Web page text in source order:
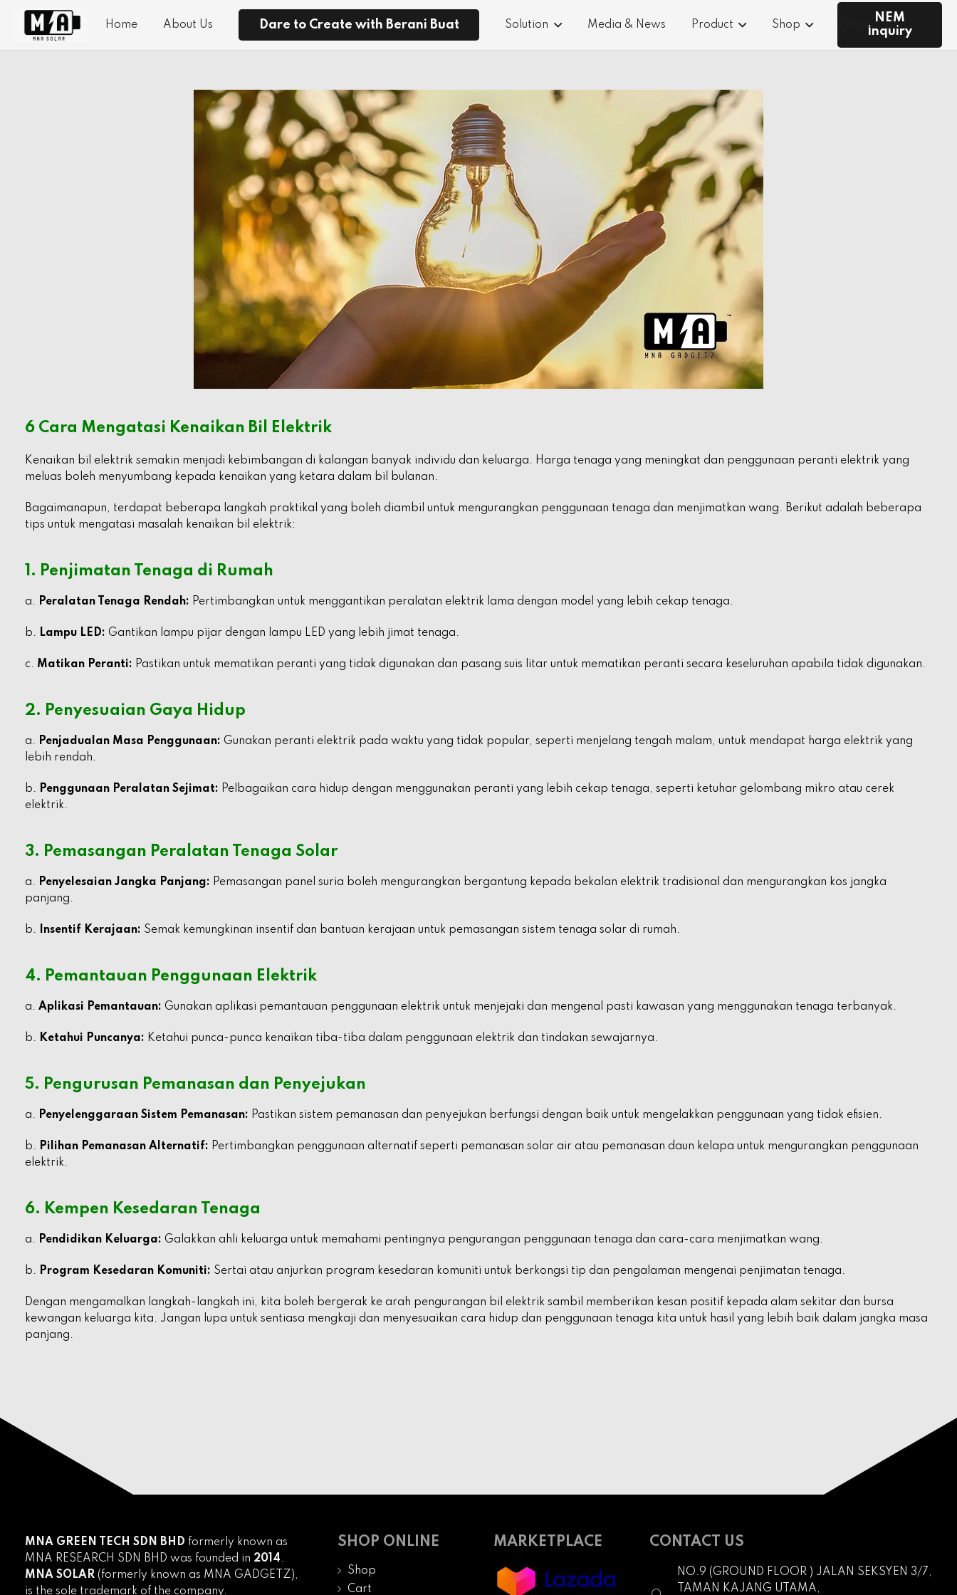
Home About Us Dare to Create with Berani Buat Solution Media & News Product Shop Contact Us
NEM
Inquiry
6 Cara Mengatasi Kenaikan Bil Elektrik
Kenaikan bil elektrik semakin menjadi kebimbangan di kalangan banyak individu dan keluarga. Harga tenaga yang meningkat dan penggunaan peranti elektrik yang
meluas boleh menyumbang kepada kenaikan yang ketara dalam bil bulanan.
Bagaimanapun, terdapat beberapa langkah praktikal yang boleh diambil untuk mengurangkan penggunaan tenaga dan menjimatkan wang. Berikut adalah beberapa
tips untuk mengatasi masalah kenaikan bil elektrik:
1. Penjimatan Tenaga di Rumah
a. Peralatan Tenaga Rendah: Pertimbangkan untuk menggantikan peralatan elektrik lama dengan model yang lebih cekap tenaga.
b. Lampu LED: Gantikan lampu pijar dengan lampu LED yang lebih jimat tenaga.
c. Matikan Peranti: Pastikan untuk mematikan peranti yang tidak digunakan dan pasang suis litar untuk mematikan peranti secara keseluruhan apabila tidak digunakan.
2. Penyesuaian Gaya Hidup
a. Penjadualan Masa Penggunaan: Gunakan peranti elektrik pada waktu yang tidak popular, seperti menjelang tengah malam, untuk mendapat harga elektrik yang
lebih rendah.
b. Penggunaan Peralatan Sejimat: Pelbagaikan cara hidup dengan menggunakan peranti yang lebih cekap tenaga, seperti ketuhar gelombang mikro atau cerek
elektrik.
3. Pemasangan Peralatan Tenaga Solar
a. Penyelesaian Jangka Panjang: Pemasangan panel suria boleh mengurangkan bergantung kepada bekalan elektrik tradisional dan mengurangkan kos jangka
panjang.
b. Insentif Kerajaan: Semak kemungkinan insentif dan bantuan kerajaan untuk pemasangan sistem tenaga solar di rumah.
4. Pemantauan Penggunaan Elektrik
a. Aplikasi Pemantauan: Gunakan aplikasi pemantauan penggunaan elektrik untuk menjejaki dan mengenal pasti kawasan yang menggunakan tenaga terbanyak.
b. Ketahui Puncanya: Ketahui punca-punca kenaikan tiba-tiba dalam penggunaan elektrik dan tindakan sewajarnya.
5. Pengurusan Pemanasan dan Penyejukan
a. Penyelenggaraan Sistem Pemanasan: Pastikan sistem pemanasan dan penyejukan berfungsi dengan baik untuk mengelakkan penggunaan yang tidak efisien.
b. Pilihan Pemanasan Alternatif: Pertimbangkan penggunaan alternatif seperti pemanasan solar air atau pemanasan daun kelapa untuk mengurangkan penggunaan
elektrik.
6. Kempen Kesedaran Tenaga
a. Pendidikan Keluarga: Galakkan ahli keluarga untuk memahami pentingnya pengurangan penggunaan tenaga dan cara-cara menjimatkan wang.
b. Program Kesedaran Komuniti: Sertai atau anjurkan program kesedaran komuniti untuk berkongsi tip dan pengalaman mengenai penjimatan tenaga.
Dengan mengamalkan langkah-langkah ini, kita boleh bergerak ke arah pengurangan bil elektrik sambil memberikan kesan positif kepada alam sekitar dan bursa
kewangan keluarga kita. Jangan lupa untuk sentiasa mengkaji dan menyesuaikan cara hidup dan penggunaan tenaga kita untuk hasil yang lebih baik dalam jangka masa
panjang.
MNA GREEN TECH SDN BHD formerly known as
MNA RESEARCH SDN BHD was founded in 2014.
MNA SOLAR (formerly known as MNA GADGETZ),
is the sole trademark of the company.
SHOP ONLINE
Shop
Cart
MARKETPLACE CONTACT US
NO.9 (GROUND FLOOR ) JALAN SEKSYEN 3/7,
TAMAN KAJANG UTAMA,